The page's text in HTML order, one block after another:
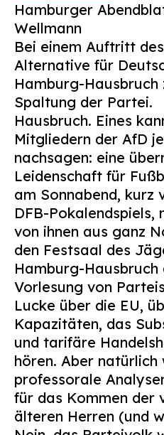
Über Uns
Infos &
Archiv
Kontakt
Suchen
nach:
Hamburger
Wellmann
Bei einem Auftritt
Alternative für
Hamburg-Hausbruch
Spaltung der Partei.
Hausbruch. Eines
Mitgliedern der AfD
nachsagen: eine
Leidenschaft für
am Sonnabend, kurz
DFB-Pokalendspiels,
von ihnen aus ganz
den Festsaal des
Hamburg-
Vorlesung von
Lucke über die EU,
Kapazitäten, das
und tarifäre
hören. Aber natürlich
professorale
für das Kommen der
älteren Herren (und